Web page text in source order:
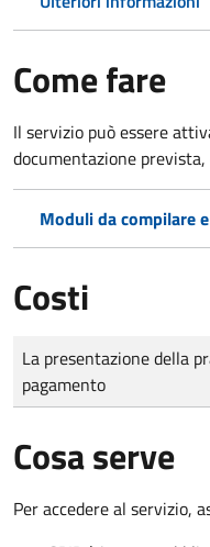
Come fare
Il servizio può essere
documentazione
Moduli da compilare
Costi
Tipo di pagamento
Importo
La presentazione della
pagamento
Cosa serve
Per accedere al servizio,